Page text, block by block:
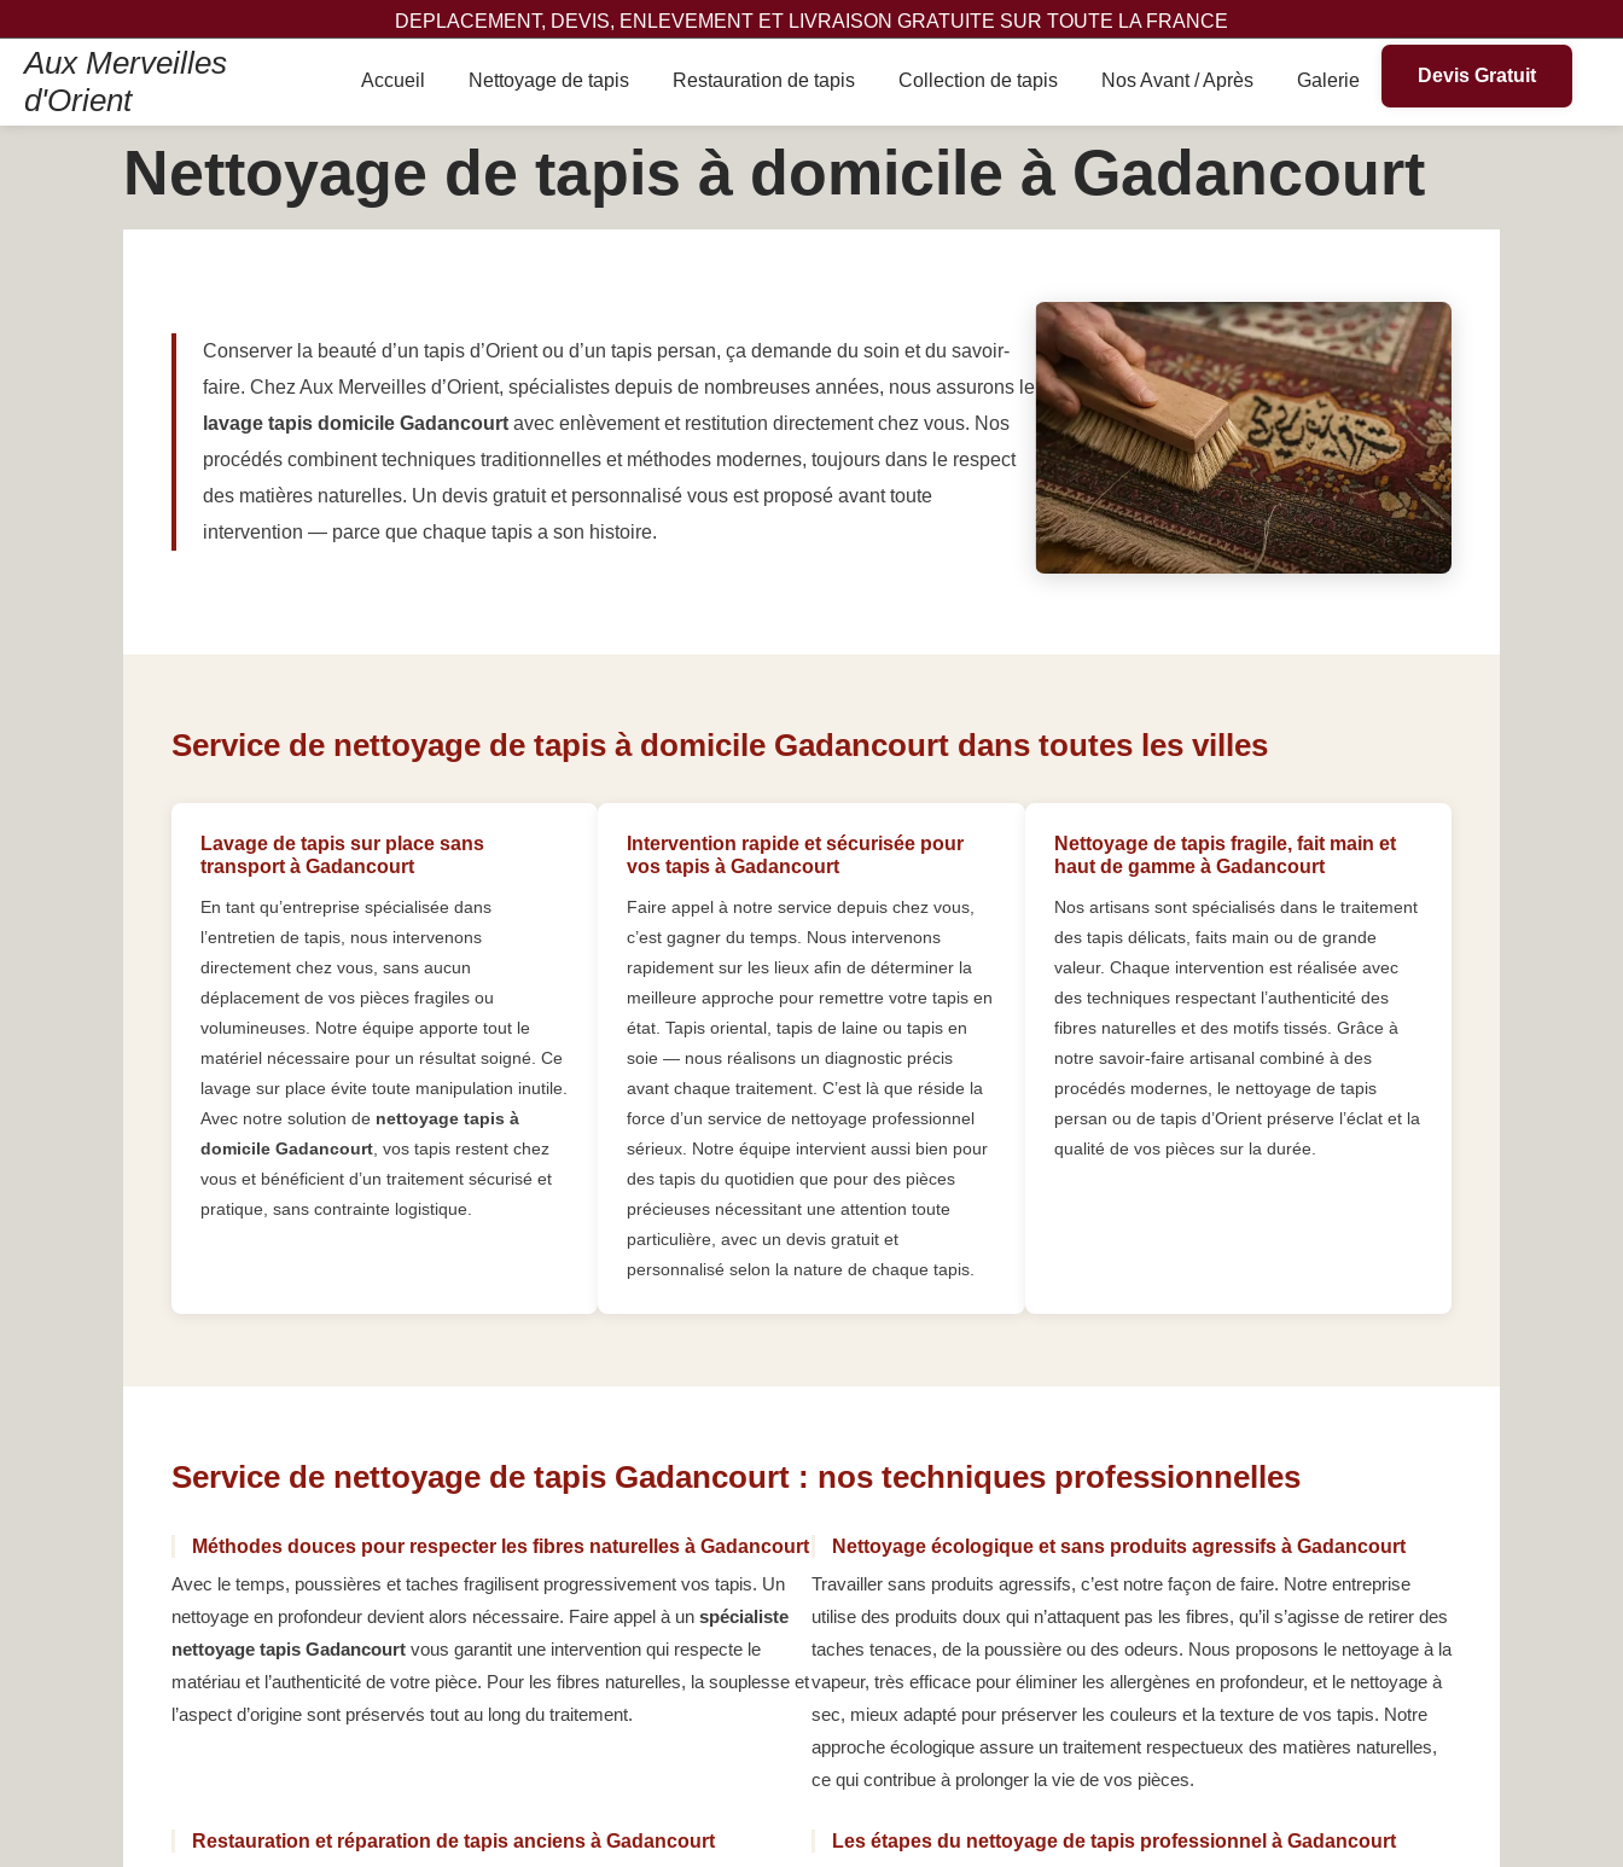
DEPLACEMENT, DEVIS, ENLEVEMENT ET LIVRAISON GRATUITE SUR TOUTE LA FRANCE
Aux Merveilles
d'Orient
Accueil Nettoyage de tapis Restauration de tapis Collection de tapis Nos Avant / Après Galerie Devis Gratuit
Nettoyage de tapis à domicile à Gadancourt
Conserver la beauté d’un tapis d’Orient ou d’un tapis persan, ça demande du soin et du savoir-
faire. Chez Aux Merveilles d’Orient, spécialistes depuis de nombreuses années, nous assurons le
lavage tapis domicile Gadancourt avec enlèvement et restitution directement chez vous. Nos
procédés combinent techniques traditionnelles et méthodes modernes, toujours dans le respect
des matières naturelles. Un devis gratuit et personnalisé vous est proposé avant toute
intervention — parce que chaque tapis a son histoire.
Service de nettoyage de tapis à domicile Gadancourt dans toutes les villes
Lavage de tapis sur place sans
transport à Gadancourt
En tant qu’entreprise spécialisée dans
l’entretien de tapis, nous intervenons
directement chez vous, sans aucun
déplacement de vos pièces fragiles ou
volumineuses. Notre équipe apporte tout le
matériel nécessaire pour un résultat soigné. Ce
lavage sur place évite toute manipulation inutile.
Avec notre solution de nettoyage tapis à
domicile Gadancourt , vos tapis restent chez
vous et bénéficient d’un traitement sécurisé et
pratique, sans contrainte logistique.
Intervention rapide et sécurisée pour
vos tapis à Gadancourt
Faire appel à notre service depuis chez vous,
c’est gagner du temps. Nous intervenons
rapidement sur les lieux afin de déterminer la
meilleure approche pour remettre votre tapis en
état. Tapis oriental, tapis de laine ou tapis en
soie — nous réalisons un diagnostic précis
avant chaque traitement. C’est là que réside la
force d’un service de nettoyage professionnel
sérieux. Notre équipe intervient aussi bien pour
des tapis du quotidien que pour des pièces
précieuses nécessitant une attention toute
particulière, avec un devis gratuit et
personnalisé selon la nature de chaque tapis.
Nettoyage de tapis fragile, fait main et
haut de gamme à Gadancourt
Nos artisans sont spécialisés dans le traitement
des tapis délicats, faits main ou de grande
valeur. Chaque intervention est réalisée avec
des techniques respectant l’authenticité des
fibres naturelles et des motifs tissés. Grâce à
notre savoir-faire artisanal combiné à des
procédés modernes, le nettoyage de tapis
persan ou de tapis d’Orient préserve l’éclat et la
qualité de vos pièces sur la durée.
Service de nettoyage de tapis Gadancourt : nos techniques professionnelles
Méthodes douces pour respecter les fibres naturelles à Gadancourt
Avec le temps, poussières et taches fragilisent progressivement vos tapis. Un
nettoyage en profondeur devient alors nécessaire. Faire appel à un spécialiste
nettoyage tapis Gadancourt vous garantit une intervention qui respecte le
matériau et l’authenticité de votre pièce. Pour les fibres naturelles, la souplesse et
l’aspect d’origine sont préservés tout au long du traitement.
Nettoyage écologique et sans produits agressifs à Gadancourt
Travailler sans produits agressifs, c’est notre façon de faire. Notre entreprise
utilise des produits doux qui n’attaquent pas les fibres, qu’il s’agisse de retirer des
taches tenaces, de la poussière ou des odeurs. Nous proposons le nettoyage à la
vapeur, très efficace pour éliminer les allergènes en profondeur, et le nettoyage à
sec, mieux adapté pour préserver les couleurs et la texture de vos tapis. Notre
approche écologique assure un traitement respectueux des matières naturelles,
ce qui contribue à prolonger la vie de vos pièces.
Restauration et réparation de tapis anciens à Gadancourt
Les étapes du nettoyage de tapis professionnel à Gadancourt